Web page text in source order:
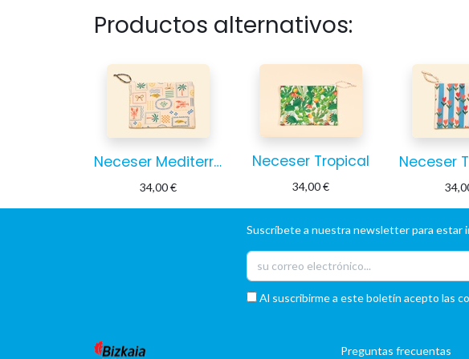
Productos alternativos:
Neceser Mediterráneo
34,00€
Neceser Tropical
34,00€
Suscríbete a nuestra newsletter para estar
Al suscribirme a este boletín acepto las
Preguntas frecuentas